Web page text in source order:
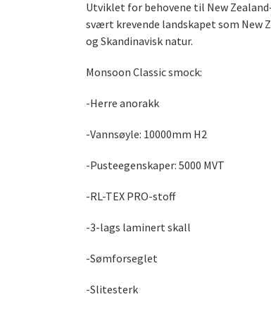
Utviklet for behovene til New
svært krevende landskapet som New
og Skandinavisk natur.
Monsoon Classic smock:
-Herre anorakk
-Vannsøyle: 10000mm H2
-Pusteegenskaper: 5000 MVT
-RL-TEX PRO-stoff
-3-lags laminert skall
-Sømforseglet
-Slitesterk